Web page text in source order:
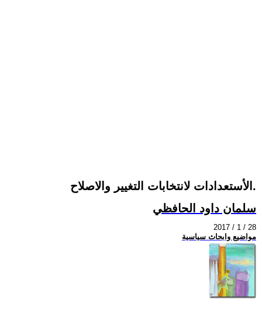
الأستعدادات لانتخابات التغيير والاصلاح.
سلمان داود الحافظي
2017 / 1 / 28
مواضيع وابحاث سياسية